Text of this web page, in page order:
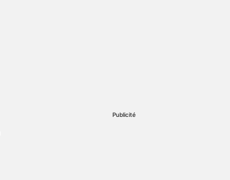
Publicité